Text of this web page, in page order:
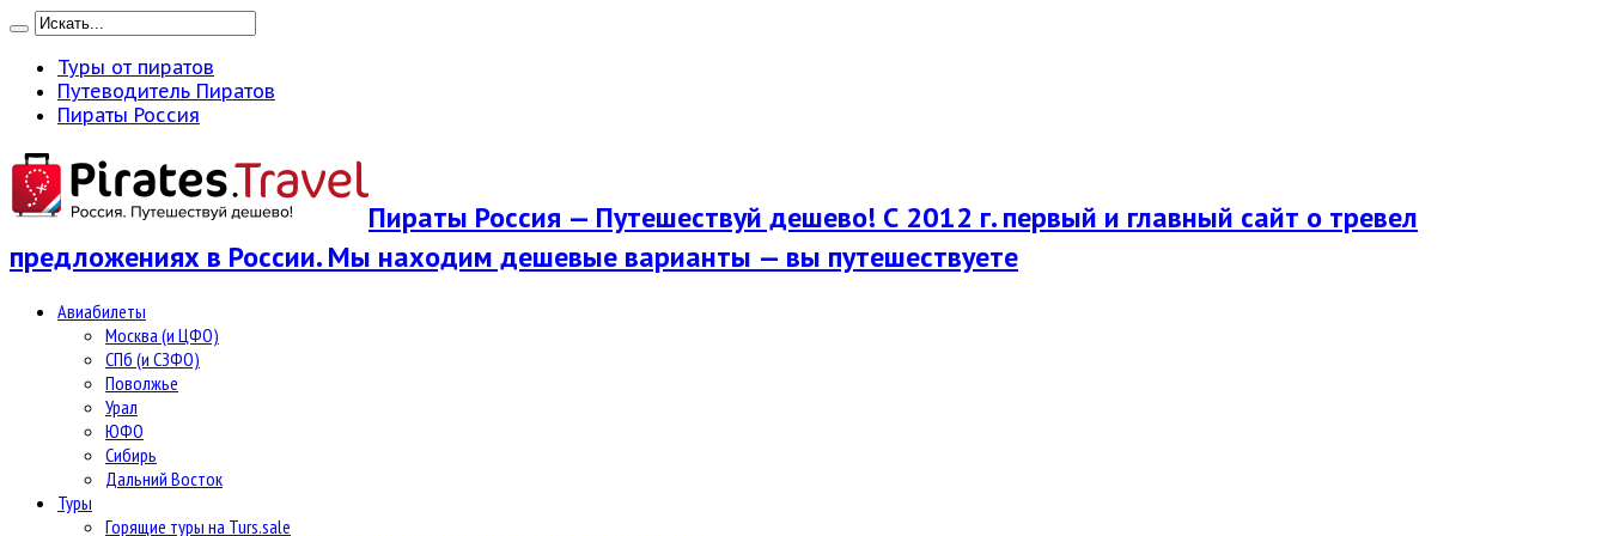
Туры от пиратов
Путеводитель Пиратов
Пираты Россия
Пираты Россия — Путешествуй дешево! С 2012 г. первый и главный сайт о тревел
предложениях в России. Мы находим дешевые варианты — вы путешествуете
Авиабилеты
Москва (и ЦФО)
СПб (и СЗФО)
Поволжье
Урал
ЮФО
Сибирь
Дальний Восток
Туры
Горящие туры на Turs.sale